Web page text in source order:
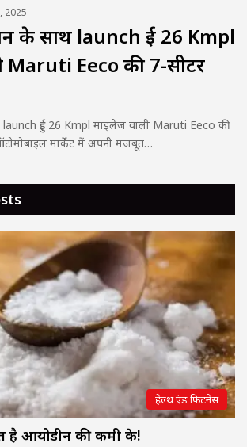
2025
के साथ launch हुई 26 Kmpl
Maruti Eeco की 7-सीटर
हुई 26 Kmpl माइलेज वाली Maruti Eeco की
मार्केट में अपनी मजबूत…
हेल्थ एंड फिटनेस
है आयोडीन की कमी के!